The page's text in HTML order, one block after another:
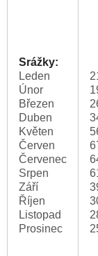
Srážky:
Leden
Únor
Březen
Duben
Květen
Červen
Červenec
Srpen
Září
Říjen
Listopad
Prosinec